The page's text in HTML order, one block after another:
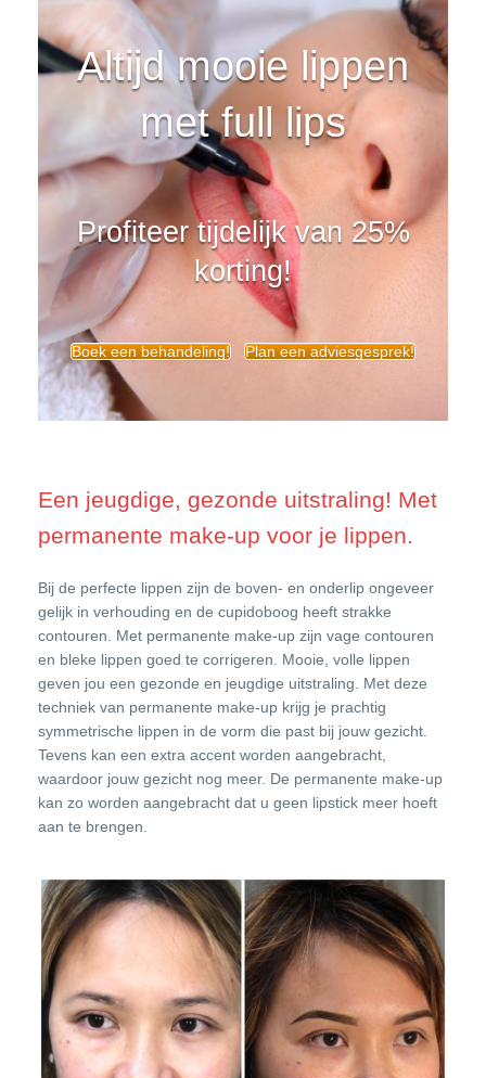
Altijd mooie lippen
met full lips
Profiteer tijdelijk van 25%
korting!
Boek een behandeling! Plan een adviesgesprek!
Een jeugdige, gezonde uitstraling! Met
permanente make-up voor je lippen.
Bij de perfecte lippen zijn de boven- en onderlip ongeveer
gelijk in verhouding en de cupidoboog heeft strakke
contouren. Met permanente make-up zijn vage contouren
en bleke lippen goed te corrigeren. Mooie, volle lippen
geven jou een gezonde en jeugdige uitstraling. Met deze
techniek van permanente make-up krijg je prachtig
symmetrische lippen in de vorm die past bij jouw gezicht.
Tevens kan een extra accent worden aangebracht,
waardoor jouw gezicht nog meer. De permanente make-up
kan zo worden aangebracht dat u geen lipstick meer hoeft
aan te brengen.